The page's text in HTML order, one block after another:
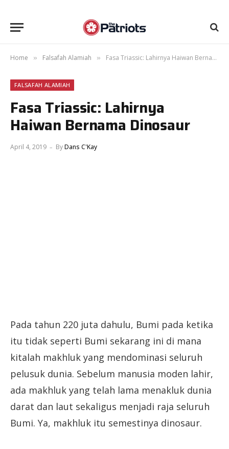
Home » Falsafah Alamiah » Fasa Triassic: Lahirnya Haiwan Bernama Dinosaur
FALSAFAH ALAMIAH
Fasa Triassic: Lahirnya
Haiwan Bernama Dinosaur
April 4, 2019 ByDans C'Kay
Pada tahun 220 juta dahulu, Bumi pada ketika
itu tidak seperti Bumi sekarang ini di mana
kitalah makhluk yang mendominasi seluruh
pelusuk dunia. Sebelum manusia moden lahir,
ada makhluk yang telah lama menakluk dunia
darat dan laut sekaligus menjadi raja seluruh
Bumi. Ya, makhluk itu semestinya dinosaur.